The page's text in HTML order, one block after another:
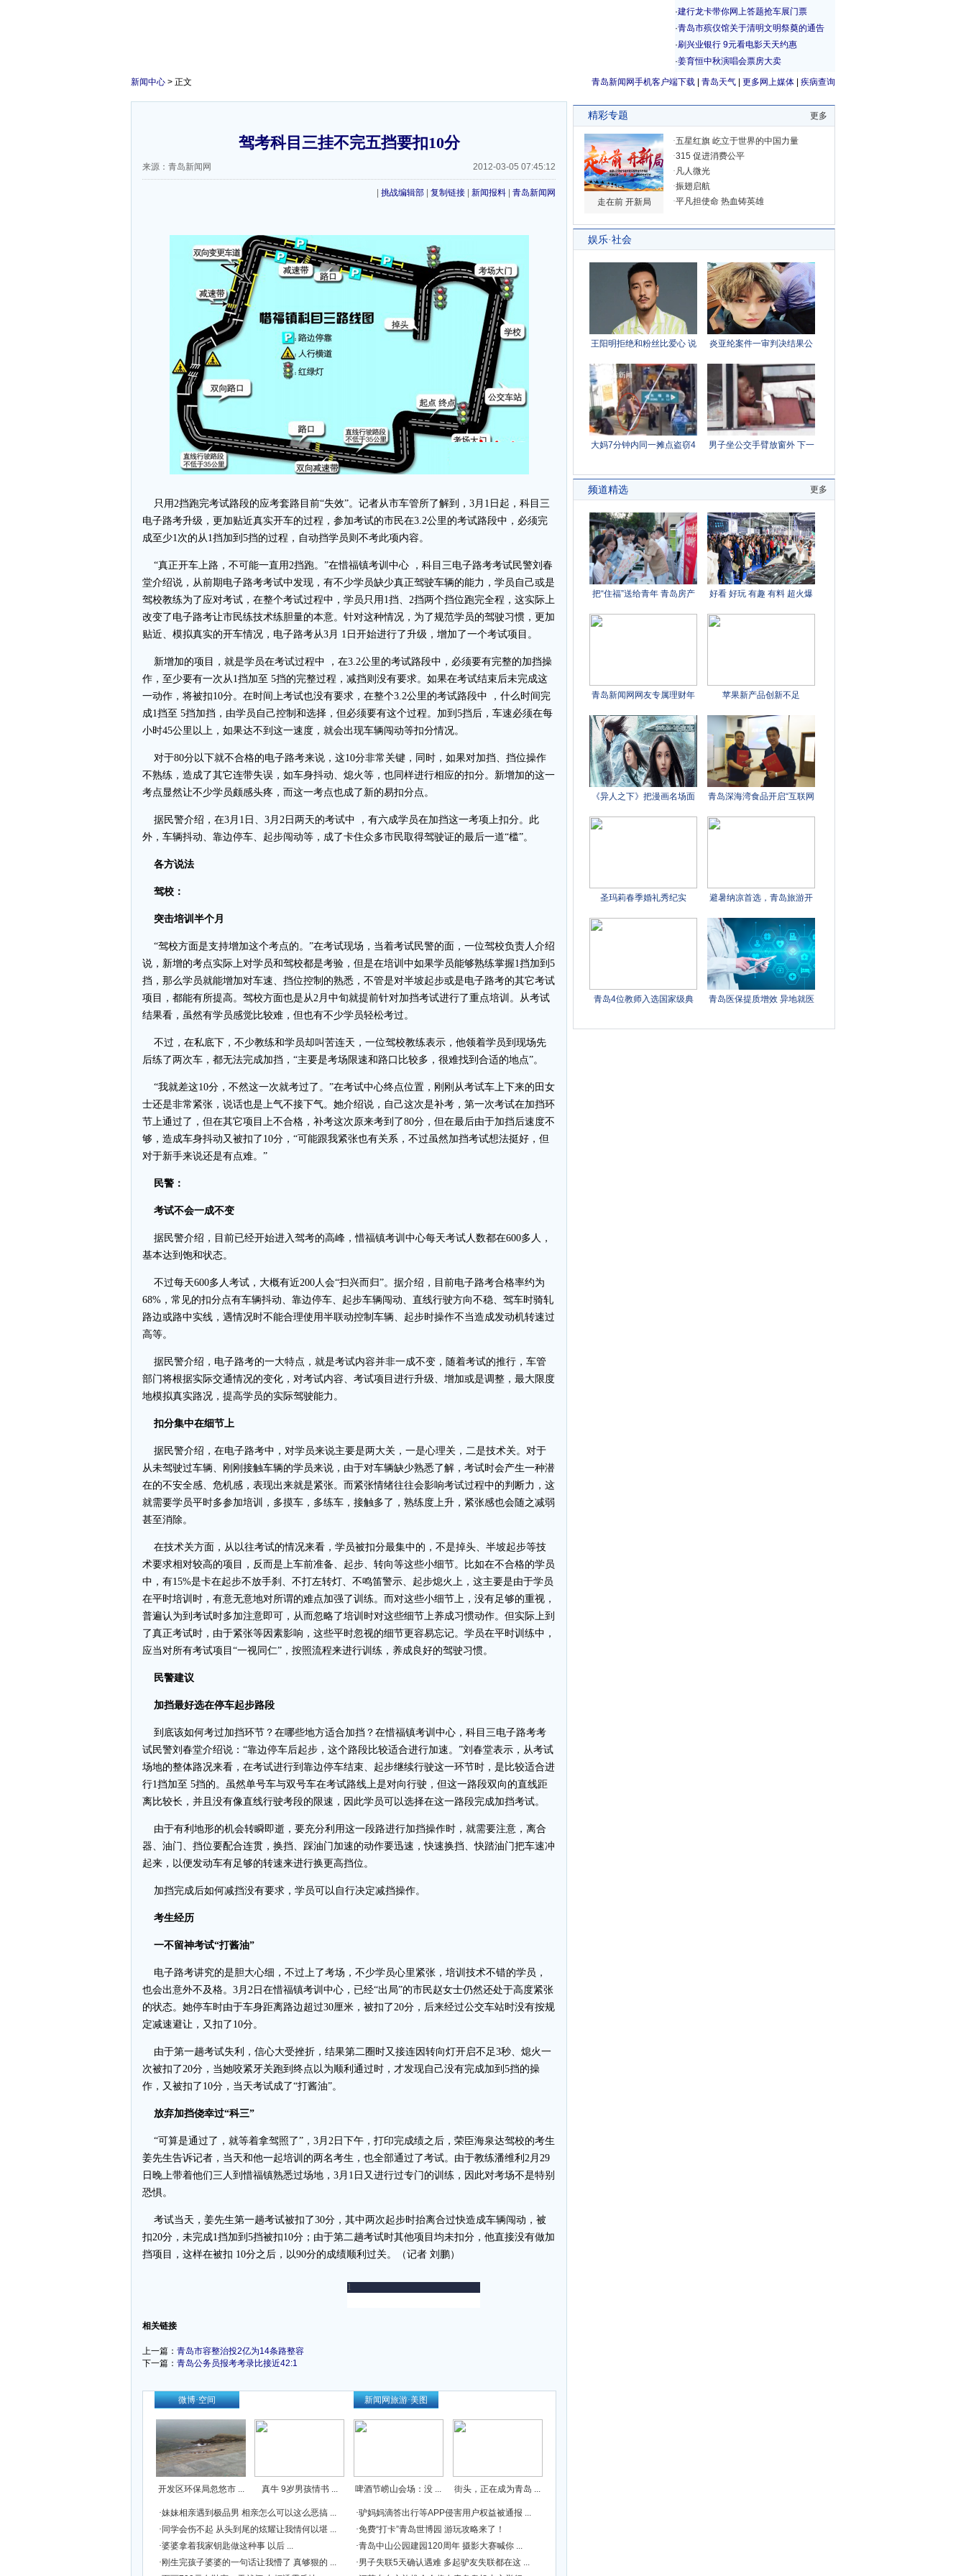
青岛新闻网手机客户端下载 青岛天气 更多网上媒体 疾病查询
新闻中心 > 正文
驾考科目三挂不完五挡要扣10分
来源：青岛新闻网 2012-03-05 07:45:12
挑战编辑部 复制链接 新闻报料 青岛新闻网
只用2挡跑完考试路段的应考套路目前“失效”。记者从市车管所了解到，3月1日起，科目三
电子路考升级，更加贴近真实开车的过程，参加考试的市民在3.2公里的考试路段中，必须完
成至少1次的从1挡加到5挡的过程，自动挡学员则不考此项内容。
“真正开车上路，不可能一直用2挡跑。”在惜福镇考训中心 ，科目三电子路考考试民警刘春
堂介绍说，从前期电子路考考试中发现，有不少学员缺少真正驾驶车辆的能力，学员自己或是
驾校教练为了应对考试，在整个考试过程中，学员只用1挡、2挡两个挡位跑完全程，这实际上
改变了电子路考让市民练技术练胆量的本意。针对这种情况，为了规范学员的驾驶习惯，更加
贴近、模拟真实的开车情况，电子路考从3月 1日开始进行了升级，增加了一个考试项目。
新增加的项目，就是学员在考试过程中 ，在3.2公里的考试路段中，必须要有完整的加挡操
作，至少要有一次从1挡加至 5挡的完整过程，减挡则没有要求。如果在考试结束后未完成这
一动作，将被扣10分。在时间上考试也没有要求，在整个3.2公里的考试路段中 ，什么时间完
成1挡至 5挡加挡，由学员自己控制和选择，但必须要有这个过程。加到5挡后，车速必须在每
小时45公里以上，如果达不到这一速度，就会出现车辆闯动等扣分情况。
对于80分以下就不合格的电子路考来说，这10分非常关键，同时，如果对加挡、挡位操作
不熟练，造成了其它连带失误，如车身抖动、熄火等，也同样进行相应的扣分。新增加的这一
考点显然让不少学员颇感头疼，而这一考点也成了新的易扣分点。
据民警介绍，在3月1日、3月2日两天的考试中 ，有六成学员在加挡这一考项上扣分。此
外，车辆抖动、靠边停车、起步闯动等，成了卡住众多市民取得驾驶证的最后一道“槛”。
各方说法
驾校：
突击培训半个月
“驾校方面是支持增加这个考点的。”在考试现场，当着考试民警的面，一位驾校负责人介绍
说，新增的考点实际上对学员和驾校都是考验，但是在培训中如果学员能够熟练掌握1挡加到5
挡，那么学员就能增加对车速、挡位控制的熟悉，不管是对半坡起步或是电子路考的其它考试
项目，都能有所提高。驾校方面也是从2月中旬就提前针对加挡考试进行了重点培训。从考试
结果看，虽然有学员感觉比较难，但也有不少学员轻松考过。
不过，在私底下，不少教练和学员却叫苦连天，一位驾校教练表示，他领着学员到现场先
后练了两次车，都无法完成加挡，“主要是考场限速和路口比较多，很难找到合适的地点”。
“我就差这10分，不然这一次就考过了。”在考试中心终点位置，刚刚从考试车上下来的田女
士还是非常紧张，说话也是上气不接下气。她介绍说，自己这次是补考，第一次考试在加挡环
节上通过了，但在其它项目上不合格，补考这次原来考到了80分，但在最后由于加挡后速度不
够，造成车身抖动又被扣了10分，“可能跟我紧张也有关系，不过虽然加挡考试想法挺好，但
对于新手来说还是有点难。”
民警：
考试不会一成不变
据民警介绍，目前已经开始进入驾考的高峰，惜福镇考训中心每天考试人数都在600多人，
基本达到饱和状态。
不过每天600多人考试，大概有近200人会“扫兴而归”。据介绍，目前电子路考合格率约为
68%，常见的扣分点有车辆抖动、靠边停车、起步车辆闯动、直线行驶方向不稳、驾车时骑轧
路边或路中实线，遇情况时不能合理使用半联动控制车辆、起步时操作不当造成发动机转速过
高等。
据民警介绍，电子路考的一大特点，就是考试内容并非一成不变，随着考试的推行，车管
部门将根据实际交通情况的变化，对考试内容、考试项目进行升级、增加或是调整，最大限度
地模拟真实路况，提高学员的实际驾驶能力。
扣分集中在细节上
据民警介绍，在电子路考中，对学员来说主要是两大关，一是心理关，二是技术关。对于
从未驾驶过车辆、刚刚接触车辆的学员来说，由于对车辆缺少熟悉了解，考试时会产生一种潜
在的不安全感、危机感，表现出来就是紧张。而紧张情绪往往会影响考试过程中的判断力，这
就需要学员平时多参加培训，多摸车，多练车，接触多了，熟练度上升，紧张感也会随之减弱
甚至消除。
在技术关方面，从以往考试的情况来看，学员被扣分最集中的，不是掉头、半坡起步等技
术要求相对较高的项目，反而是上车前准备、起步、转向等这些小细节。比如在不合格的学员
中，有15%是卡在起步不放手刹、不打左转灯、不鸣笛警示、起步熄火上，这主要是由于学员
在平时培训时，有意无意地对所谓的难点加强了训练。而对这些小细节上，没有足够的重视，
普遍认为到考试时多加注意即可，从而忽略了培训时对这些细节上养成习惯动作。但实际上到
了真正考试时，由于紧张等因素影响，这些平时忽视的细节更容易忘记。学员在平时训练中，
应当对所有考试项目“一视同仁”，按照流程来进行训练，养成良好的驾驶习惯。
民警建议
加挡最好选在停车起步路段
到底该如何考过加挡环节？在哪些地方适合加挡？在惜福镇考训中心，科目三电子路考考
试民警刘春堂介绍说：“靠边停车后起步，这个路段比较适合进行加速。”刘春堂表示，从考试
场地的整体路况来看，在考试进行到靠边停车结束、起步继续行驶这一环节时，是比较适合进
行1挡加至 5挡的。虽然单号车与双号车在考试路线上是对向行驶，但这一路段双向的直线距
离比较长，并且没有像直线行驶考段的限速，因此学员可以选择在这一路段完成加挡考试。
由于有利地形的机会转瞬即逝，要充分利用这一段路进行加挡操作时，就需要注意，离合
器、油门、挡位要配合连贯，换挡、踩油门加速的动作要迅速，快速换挡、快踏油门把车速冲
起来，以便发动车有足够的转速来进行换更高挡位。
加挡完成后如何减挡没有要求，学员可以自行决定减挡操作。
考生经历
一不留神考试“打酱油”
电子路考讲究的是胆大心细，不过上了考场，不少学员心里紧张，培训技术不错的学员，
也会出意外不及格。3月2日在惜福镇考训中心，已经“出局”的市民赵女士仍然还处于高度紧张
的状态。她停车时由于车身距离路边超过30厘米，被扣了20分，后来经过公交车站时没有按规
定减速避让，又扣了10分。
由于第一趟考试失利，信心大受挫折，结果第二圈时又接连因转向灯开启不足3秒、熄火一
次被扣了20分，当她咬紧牙关跑到终点以为顺利通过时，才发现自己没有完成加到5挡的操
作，又被扣了10分，当天考试成了“打酱油”。
放弃加挡侥幸过“科三”
“可算是通过了，就等着拿驾照了”，3月2日下午，打印完成绩之后，荣臣海泉达驾校的考生
姜先生告诉记者，当天和他一起培训的两名考生，也全部通过了考试。由于教练潘维利2月29
日晚上带着他们三人到惜福镇熟悉过场地，3月1日又进行过专门的训练，因此对考场不是特别
恐惧。
考试当天，姜先生第一趟考试被扣了30分，其中两次起步时抬离合过快造成车辆闯动，被
扣20分，未完成1挡加到5挡被扣10分；由于第二趟考试时其他项目均未扣分，他直接没有做加
挡项目，这样在被扣 10分之后，以90分的成绩顺利过关。（记者 刘鹏）
相关链接
上一篇： 青岛市容整治投2亿为14条路整容
下一篇： 青岛公务员报考考录比接近42:1